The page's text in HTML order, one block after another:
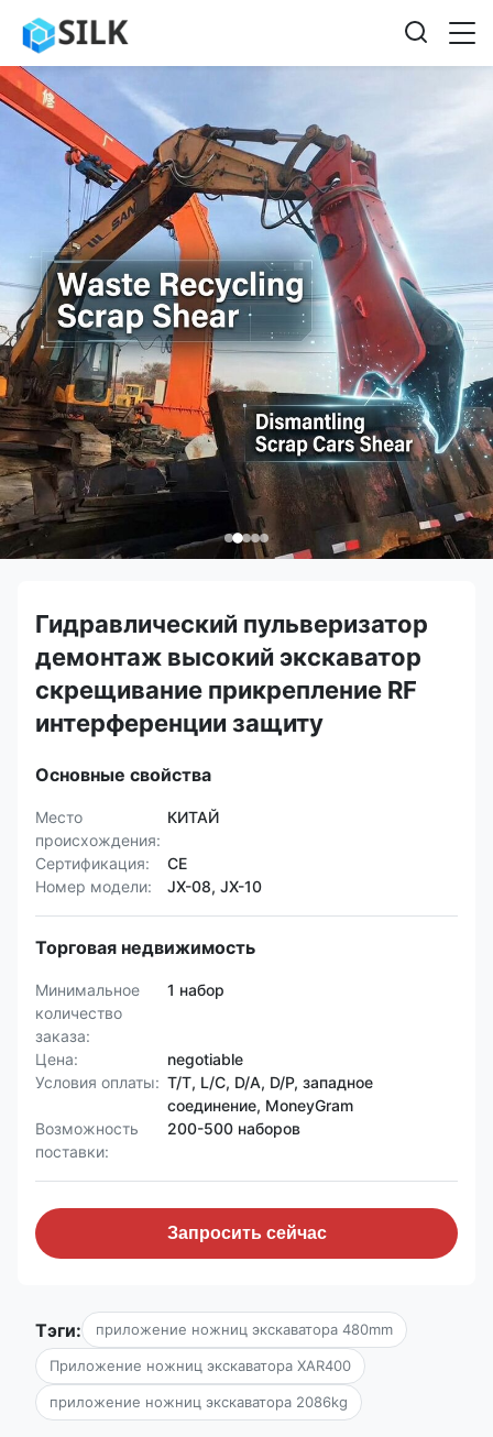
Гидравлический пульверизатор
демонтаж высокий экскаватор
скрещивание прикрепление RF
интерференции защиту
Основные свойства
Место
происхождения:
КИТАЙ
Сертификация:
CE
Номер модели:
JX-08, JX-10
Торговая недвижимость
Минимальное
количество
заказа:
1 набор
Цена:
negotiable
Условия оплаты: T/T, L/C, D/A, D/P, западное
соединение, MoneyGram
Возможность
поставки:
200-500 наборов
Запросить сейчас
Тэги: приложение ножниц экскаватора 480mm
Приложение ножниц экскаватора XAR400
приложение ножниц экскаватора 2086kg